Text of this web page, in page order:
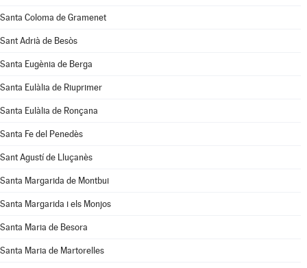
Santa Coloma de Gramenet
Sant Adrià de Besòs
Santa Eugènia de Berga
Santa Eulàlia de Riuprimer
Santa Eulàlia de Ronçana
Santa Fe del Penedès
Sant Agustí de Lluçanès
Santa Margarida de Montbui
Santa Margarida i els Monjos
Santa Maria de Besora
Santa Maria de Martorelles